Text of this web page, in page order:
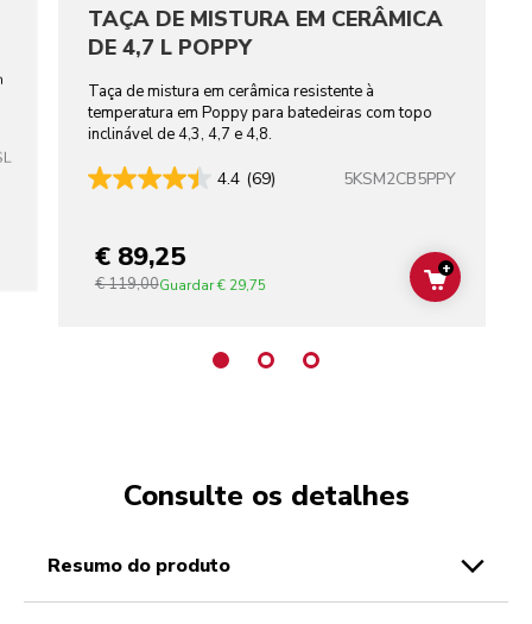
TAÇA DE MISTURA EM CERÂMICA
DE 4,7 L POPPY
Taça de mistura em cerâmica resistente à
temperatura em Poppy para batedeiras com topo
inclinável de 4,3, 4,7 e 4,8.
4.4 (69) 5KSM2CB5PPY
€ 89,25
€ 119,00Guardar€ 29,75 ADD TO
+
Consulte os detalhes
resumo do produto